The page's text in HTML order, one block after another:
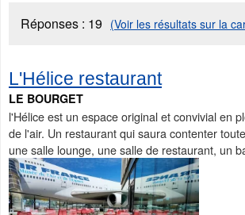
Réponses : 19 (Voir les résultats sur la
L'Hélice restaurant
LE BOURGET
l'Hélice est un espace original et convivial en
de l'air. Un restaurant qui saura contenter
une salle lounge, une salle de restaurant, un